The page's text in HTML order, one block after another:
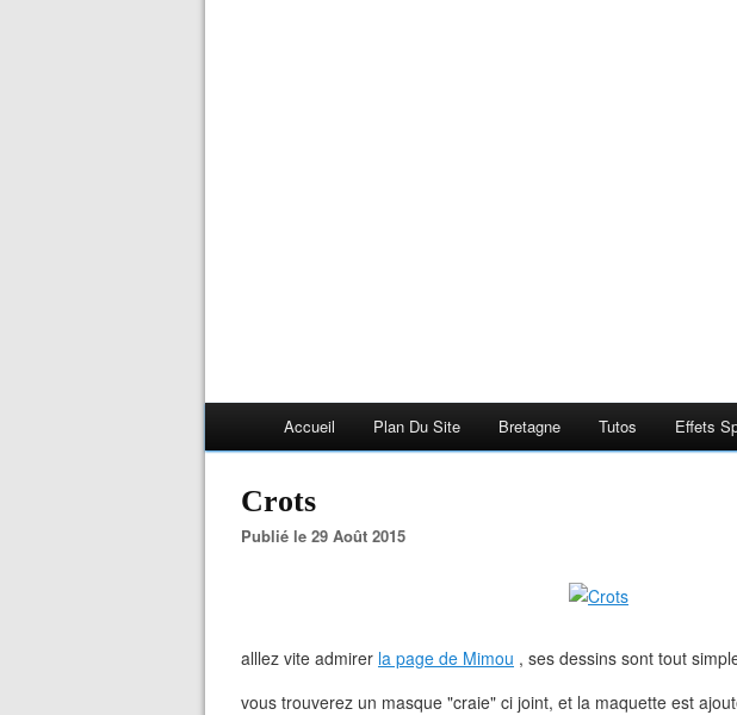
Accueil Plan Du Site Bretagne Tutos Effets
Crots
Publié le 29 Août 2015
alllez vite admirer la page de Mimou , ses dessins sont tout
vous trouverez un masque "craie" ci joint, et la maquette est